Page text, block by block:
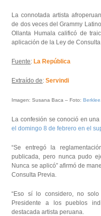
La connotada artista
de dos veces del Grammy
Ollanta Humala calificó de
aplicación de la Ley de
Fuente: La República
Extraído de:Servindi
Imagen: Susana Baca – Foto:
La confesión se conoció en
el domingo 8 de febrero en el
“Se entregó la
publicada, pero nunca pudo
Nunca se aplicó” afirmó de
Consulta Previa.
“Eso sí lo considero, no
Presidente a los pueblos
destacada artista peruana.